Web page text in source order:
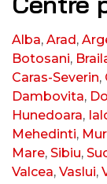
Alba, Arad,
Botosani,
Caras-Severin,
Dambovita,
Hunedoara,
Mehedinti,
Mare, Sibiu,
Valcea, Vaslui,